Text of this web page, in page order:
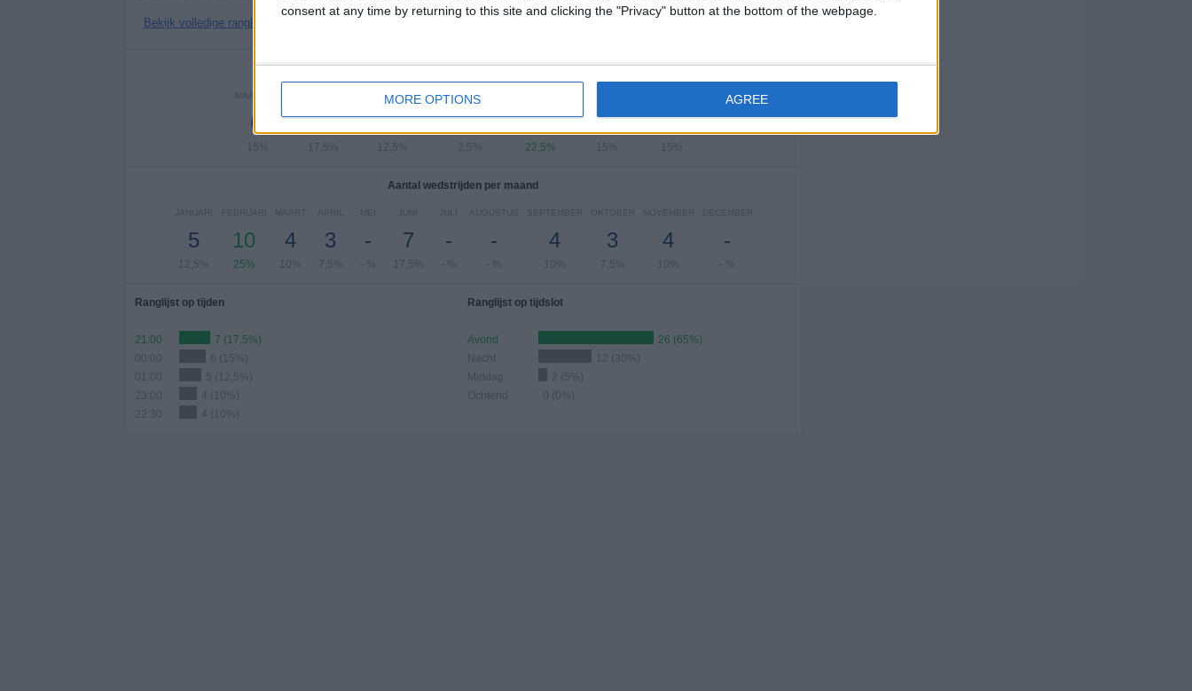
consent at any time by returning to this site and clicking the "Privacy" button at the bottom of the webpage.
MORE OPTIONS AGREE
Bekijk volledige ranglijst
Aantal wedstrijden per dag van de week
MAANDAG
6
15%
7
17,5%
WOENSDAG
5
12,5%
DONDERDAG
1
2,5%
9
22,5%
6
15%
6
15%
Aantal wedstrijden per maand
JANUARI
5
12,5%
FEBRUARI
10
25%
MAART
4
10%
APRIL
3
7,5%
MEI
-
- %
JUNI
7
17,5%
JULI
-
- %
AUGUSTUS
-
- %
SEPTEMBER
4
10%
OKTOBER
3
7,5%
NOVEMBER
4
10%
DECEMBER
-
- %
Ranglijst op tijden
21:00
7 (17,5%)
6 (15%)
5 (12,5%)
23:00
4 (10%)
22:30
4 (10%)
Ranglijst op tijdslot
Avond
26 (65%)
Nacht
12 (30%)
Middag
2 (5%)
Ochtend
0 (0%)